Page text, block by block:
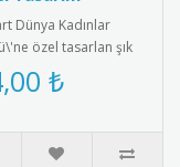
Dünya Kadınlar
özel tasarlan şık
hatıra magnet.
kalite manyetik ma..
₺